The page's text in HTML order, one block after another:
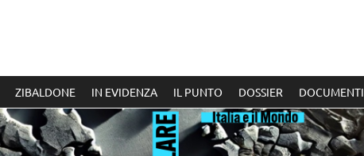
ZIBALDONE IN EVIDENZA IL PUNTO DOSSIER DOCUMENTI